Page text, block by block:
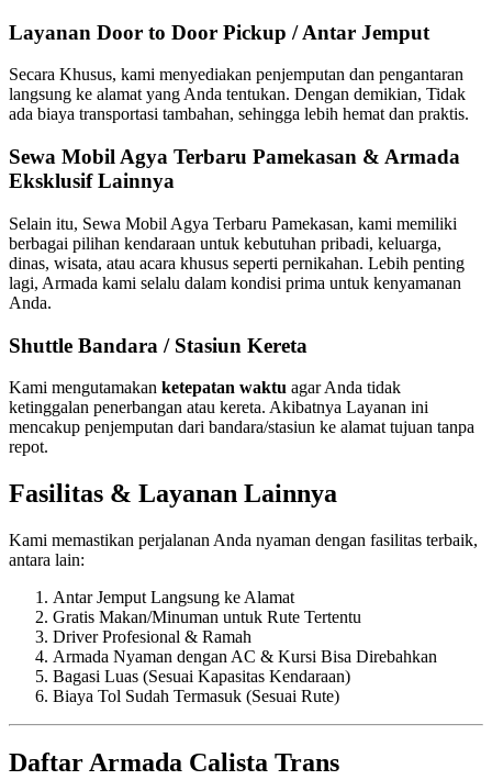
Layanan Door to Door Pickup / Antar Jemput
Secara Khusus, kami menyediakan penjemputan dan pengantaran
langsung ke alamat yang Anda tentukan. Dengan demikian, Tidak
ada biaya transportasi tambahan, sehingga lebih hemat dan praktis.
Sewa Mobil Agya Terbaru Pamekasan & Armada
Eksklusif Lainnya
Selain itu, Sewa Mobil Agya Terbaru Pamekasan, kami memiliki
berbagai pilihan kendaraan untuk kebutuhan pribadi, keluarga,
dinas, wisata, atau acara khusus seperti pernikahan. Lebih penting
lagi, Armada kami selalu dalam kondisi prima untuk kenyamanan
Anda.
Shuttle Bandara / Stasiun Kereta
Kami mengutamakan ketepatan waktu agar Anda tidak
ketinggalan penerbangan atau kereta. Akibatnya Layanan ini
mencakup penjemputan dari bandara/stasiun ke alamat tujuan tanpa
repot.
Fasilitas & Layanan Lainnya
Kami memastikan perjalanan Anda nyaman dengan fasilitas terbaik,
antara lain:
Antar Jemput Langsung ke Alamat
Gratis Makan/Minuman untuk Rute Tertentu
Driver Profesional & Ramah
Armada Nyaman dengan AC & Kursi Bisa Direbahkan
Bagasi Luas (Sesuai Kapasitas Kendaraan)
Biaya Tol Sudah Termasuk (Sesuai Rute)
Daftar Armada Calista Trans